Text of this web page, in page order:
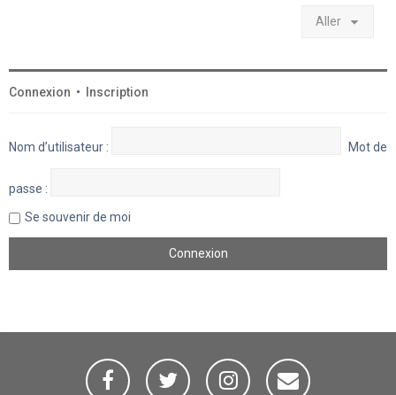
Aller
Connexion • Inscription
Nom d’utilisateur : Mot de
passe :
Se souvenir de moi